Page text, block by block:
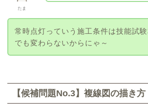
たま
常時点灯っていう施工条件は技能試
でも変わらないからにゃ～
【候補問題No.3】複線図の描き方